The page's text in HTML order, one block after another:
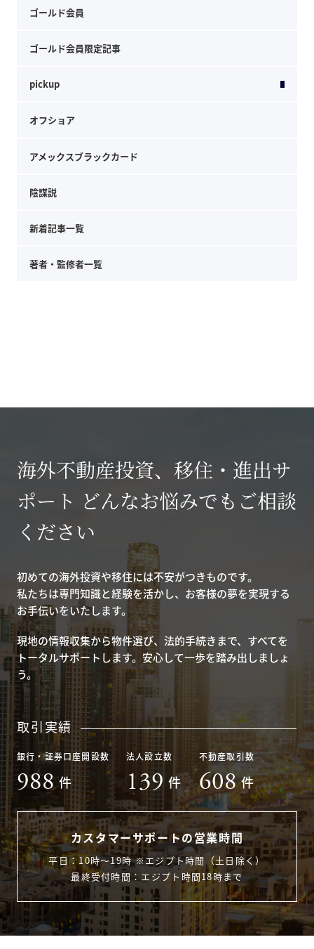
ゴールド会員
ゴールド会員限定記事
pickup
オフショア
アメックスブラックカード
陰謀説
新着記事一覧
著者・監修者一覧
海外不動産投資、移住・進出サ
ポート どんなお悩みでもご相談
ください
初めての海外投資や移住には不安がつきものです。
私たちは専門知識と経験を活かし、お客様の夢を実現する
お手伝いをいたします。
現地の情報収集から物件選び、法的手続きまで、すべてを
トータルサポートします。安心して一歩を踏み出しましょ
う。
取引実績
銀行・証券口座開設数
988 件
法人設立数
139 件
不動産取引数
608 件
カスタマーサポートの営業時間
平日：10時〜19時 ※エジプト時間（土日除く）
最終受付時間：エジプト時間18時まで